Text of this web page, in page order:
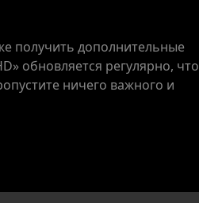
получить дополнительные
обновляется регулярно, что
ничего важного и